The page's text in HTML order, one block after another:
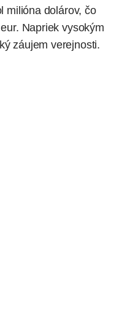
milióna dolárov, čo
Napriek vysokým
záujem verejnosti.